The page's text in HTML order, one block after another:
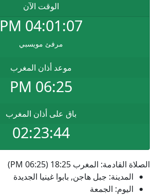
الوقت الآن
04:01:07
PM
مرفئ مويسبي
موعد أذان المغرب
06:25 PM
باق على أذان المغرب
02:23:44
الصلاة القادمة: المغرب 18:25 (06:25 PM)
المدينة: جبل هاجن, بابوا غينيا الجديدة
اليوم: الجمعة